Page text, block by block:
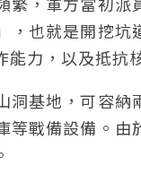
，也就是開挖
力，以及抵抗
洞基地，可容
等戰備設備。